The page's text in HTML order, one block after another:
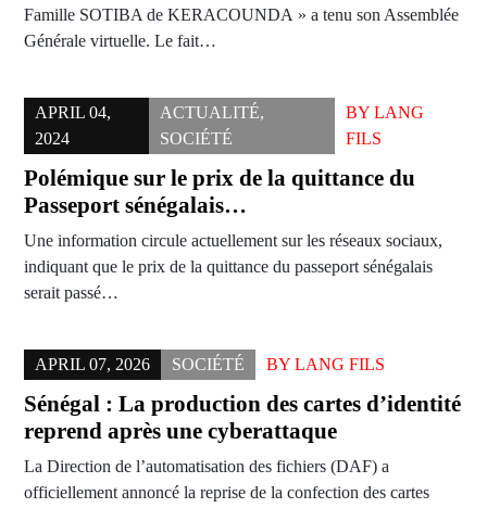
Famille SOTIBA de KERACOUNDA » a tenu son Assemblée
Générale virtuelle. Le fait…
APRIL 04,
2024
ACTUALITÉ,
SOCIÉTÉ
BY LANG
FILS
Polémique sur le prix de la quittance du
Passeport sénégalais…
Une information circule actuellement sur les réseaux sociaux,
indiquant que le prix de la quittance du passeport sénégalais
serait passé…
APRIL 07, 2026 SOCIÉTÉ BY LANG FILS
Sénégal : La production des cartes d’identité
reprend après une cyberattaque
La Direction de l’automatisation des fichiers (DAF) a
officiellement annoncé la reprise de la confection des cartes